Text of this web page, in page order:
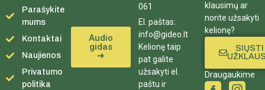
Parašykite
mums
Kontaktai
Naujienos
Privatumo
politika
Audio
gidas
➜
061
El. paštas:
info@gideo.lt
Kelionę taip
pat galite
užsakyti el.
paštu ir
klausimų ar
norite užsakyti
kelionę?
SIŲSTI
Draugaukime